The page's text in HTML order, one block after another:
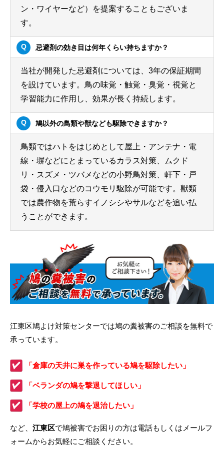
ン・ワイヤーなど）を提案することもございま
す。
忌避剤の効き目は何年くらい持ちますか？
当社が開発した忌避剤については、3年の保証期間
を設けています。鳥の味覚・触覚・臭覚・視覚と
学習能力に作用し、効果が長く持続します。
鳩以外の鳥類や獣なども駆除できますか？
鳥類ではハトをはじめとして屋上・アンテナ・電
線・塀などにとまっているカラス対策、ムクド
リ・スズメ・ツバメなどの小野鳥対策、軒下・戸
袋・侵入口などのコウモリ駆除が可能です。獣類
では農作物を荒らすイノシシやサルなどを追い払
うことができます。
江東区鳩よけ対策センターでは鳩の糞被害のご相談を無料で
承っています。
「倉庫の天井に巣を作っている鳩を駆除したい」
「ベランダの鳩を撃退してほしい」
「学校の屋上の鳩を退治したい」
など、 江東区で鳩被害でお困りの方は電話もしくはメールフ
ォームからお気軽にご相談ください。